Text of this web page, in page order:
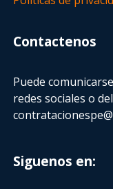
Contactenos
Puede
redes sociales o
Siguenos en: